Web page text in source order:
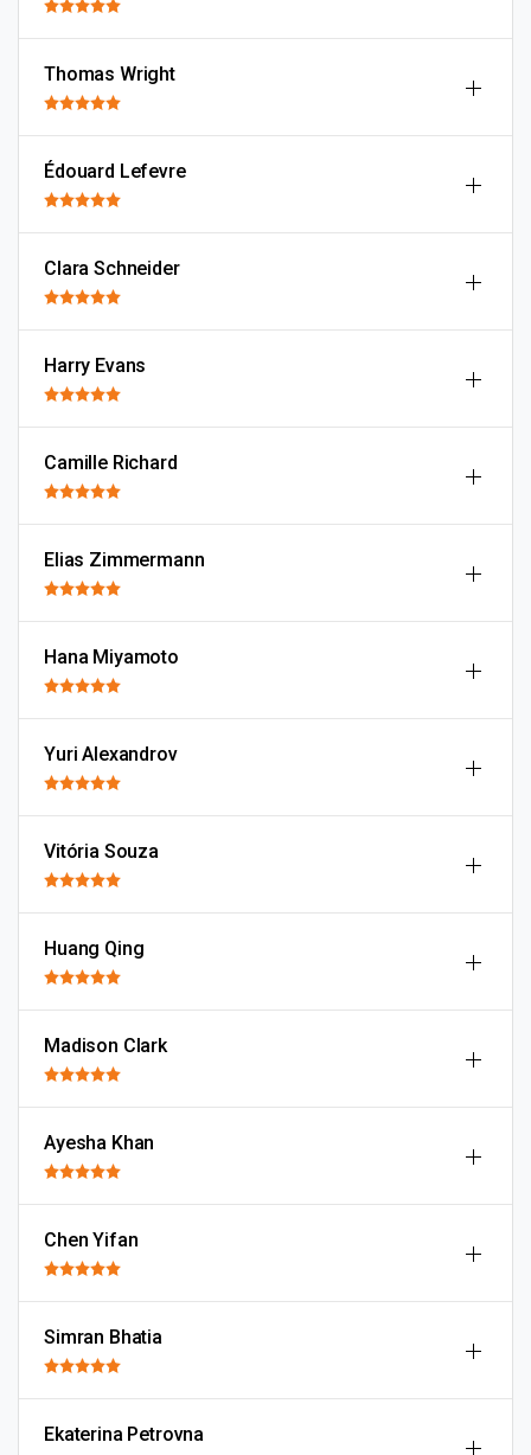
Thomas Wright
Édouard Lefevre
Clara Schneider
Harry Evans
Camille Richard
Elias Zimmermann
Hana Miyamoto
Yuri Alexandrov
Vitória Souza
Huang Qing
Madison Clark
Ayesha Khan
Chen Yifan
Simran Bhatia
Ekaterina Petrovna